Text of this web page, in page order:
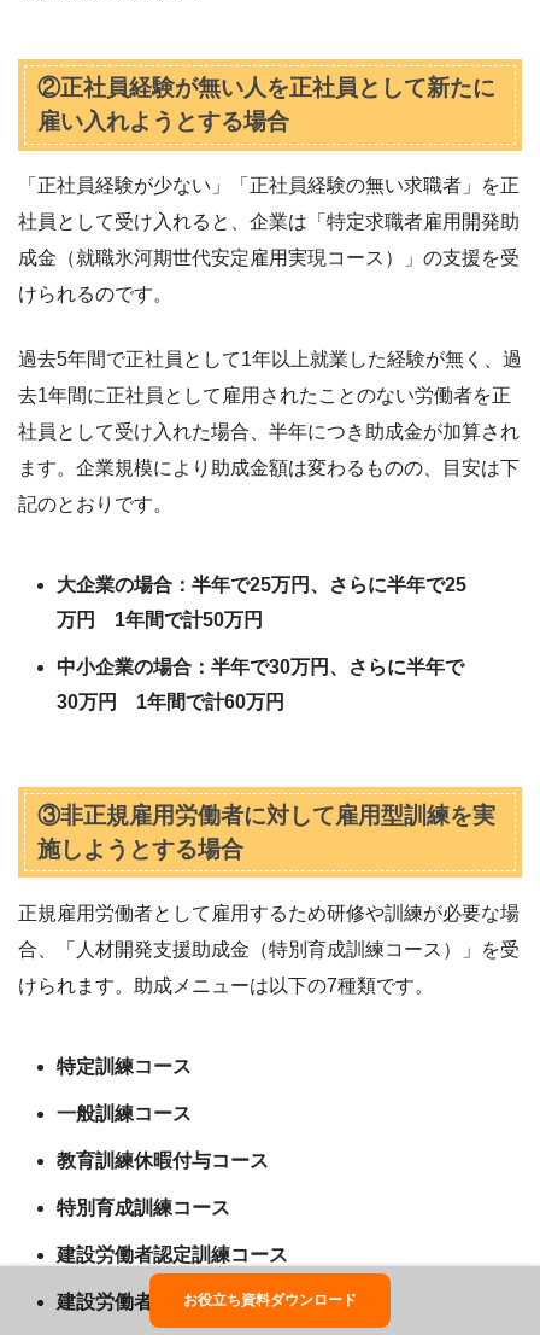
②正社員経験が無い人を正社員として新たに
雇い入れようとする場合
「正社員経験が少ない」「正社員経験の無い求職者」を正
社員として受け入れると、企業は「特定求職者雇用開発助
成金（就職氷河期世代安定雇用実現コース）」の支援を受
けられるのです。
過去5年間で正社員として1年以上就業した経験が無く、過
去1年間に正社員として雇用されたことのない労働者を正
社員として受け入れた場合、半年につき助成金が加算され
ます。企業規模により助成金額は変わるものの、目安は下
記のとおりです。
大企業の場合：半年で25万円、さらに半年で25
万円 1年間で計50万円
中小企業の場合：半年で30万円、さらに半年で
30万円 1年間で計60万円
③非正規雇用労働者に対して雇用型訓練を実
施しようとする場合
正規雇用労働者として雇用するため研修や訓練が必要な場
合、「人材開発支援助成金（特別育成訓練コース）」を受
けられます。助成メニューは以下の7種類です。
特定訓練コース
一般訓練コース
教育訓練休暇付与コース
特別育成訓練コース
建設労働者認定訓練コース
建設労働者技能実習コース
お役立ち資料ダウンロード